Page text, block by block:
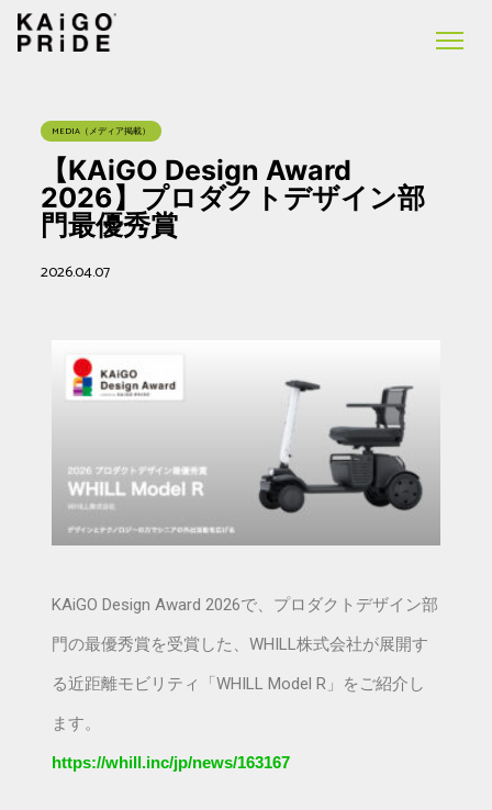
MEDIA（メディア掲載）
【KAiGO Design Award
2026】プロダクトデザイン部
門最優秀賞
2026.04.07
KAiGO Design Award 2026で、プロダクトデザイン部
門の最優秀賞を受賞した、WHILL株式会社が展開す
る近距離モビリティ「WHILL Model R」をご紹介し
ます。
https://whill.inc/jp/news/163167